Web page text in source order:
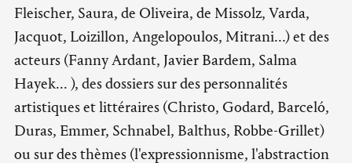
Fleischer, Saura, de Oliveira, de Missolz, Varda,
Jacquot, Loizillon, Angelopoulos, Mitrani...) et des
acteurs (Fanny Ardant, Javier Bardem, Salma
Hayek... ), des dossiers sur des personnalités
artistiques et littéraires (Christo, Godard, Barceló,
Duras, Emmer, Schnabel, Balthus, Robbe-Grillet)
ou sur des thèmes (l'expressionnisme, l'abstraction